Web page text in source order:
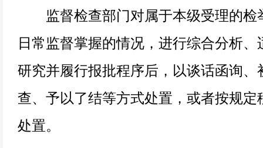
监督检查部门对属于本级受理的检
日常监督掌握的情况，进行综合分析
研究并履行报批程序后，以谈话函询、
查、予以了结等方式处置，或者按规定
处置。